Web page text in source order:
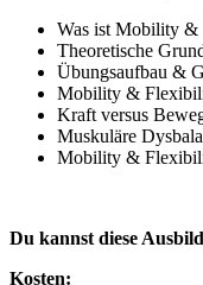
Was ist Mobility
Theoretische
Übungsaufbau &
Mobility &
Kraft versus
Muskuläre
Mobility &
Du kannst diese
Kosten: